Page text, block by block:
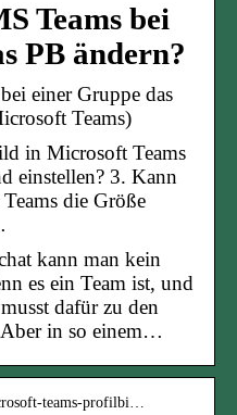
Teams bei
PB ändern?
einer Gruppe das
Teams)
in Microsoft Teams
einstellen? 3. Kann
die Größe
kann man kein
es ein Team ist, und
dafür zu den
Aber in so einem…
teams-profilbi…